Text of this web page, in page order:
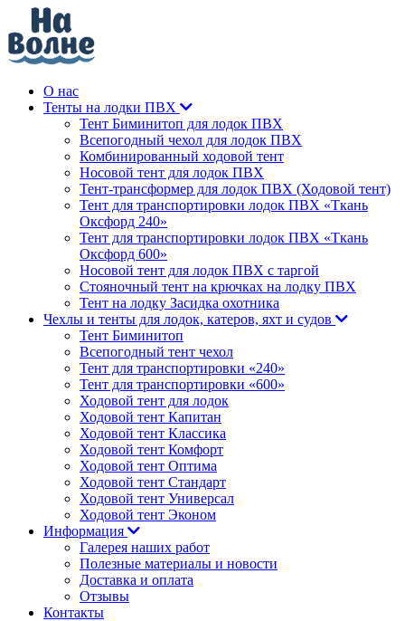
О нас
Тенты на лодки ПВХ
Тент Биминитоп для лодок ПВХ
Всепогодный чехол для лодок ПВХ
Комбинированный ходовой тент
Носовой тент для лодок ПВХ
Тент-трансформер для лодок ПВХ (Ходовой тент)
Тент для транспортировки лодок ПВХ «Ткань
Оксфорд 240»
Тент для транспортировки лодок ПВХ «Ткань
Оксфорд 600»
Носовой тент для лодок ПВХ с таргой
Стояночный тент на крючках на лодку ПВХ
Тент на лодку Засидка охотника
Чехлы и тенты для лодок, катеров, яхт и судов
Тент Биминитоп
Всепогодный тент чехол
Тент для транспортировки «240»
Тент для транспортировки «600»
Ходовой тент для лодок
Ходовой тент Капитан
Ходовой тент Классика
Ходовой тент Комфорт
Ходовой тент Оптима
Ходовой тент Стандарт
Ходовой тент Универсал
Ходовой тент Эконом
Информация
Галерея наших работ
Полезные материалы и новости
Доставка и оплата
Отзывы
Контакты